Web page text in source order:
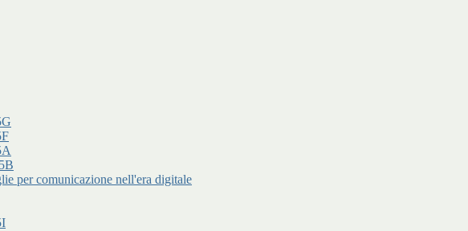
per comunicazione nell'era digitale